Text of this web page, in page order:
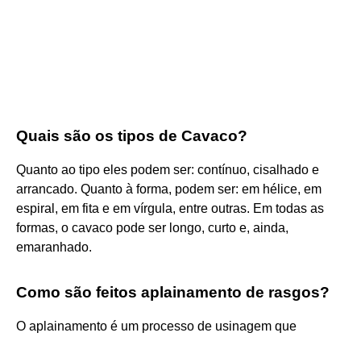
Quais são os tipos de Cavaco?
Quanto ao tipo eles podem ser: contínuo, cisalhado e
arrancado. Quanto à forma, podem ser: em hélice, em
espiral, em fita e em vírgula, entre outras. Em todas as
formas, o cavaco pode ser longo, curto e, ainda,
emaranhado.
Como são feitos aplainamento de rasgos?
O aplainamento é um processo de usinagem que